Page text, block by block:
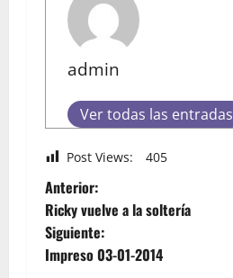
admin
Ver todas las entradas
Post Views: 405
Anterior:
Ricky vuelve a la soltería
Siguiente:
Impreso 03-01-2014